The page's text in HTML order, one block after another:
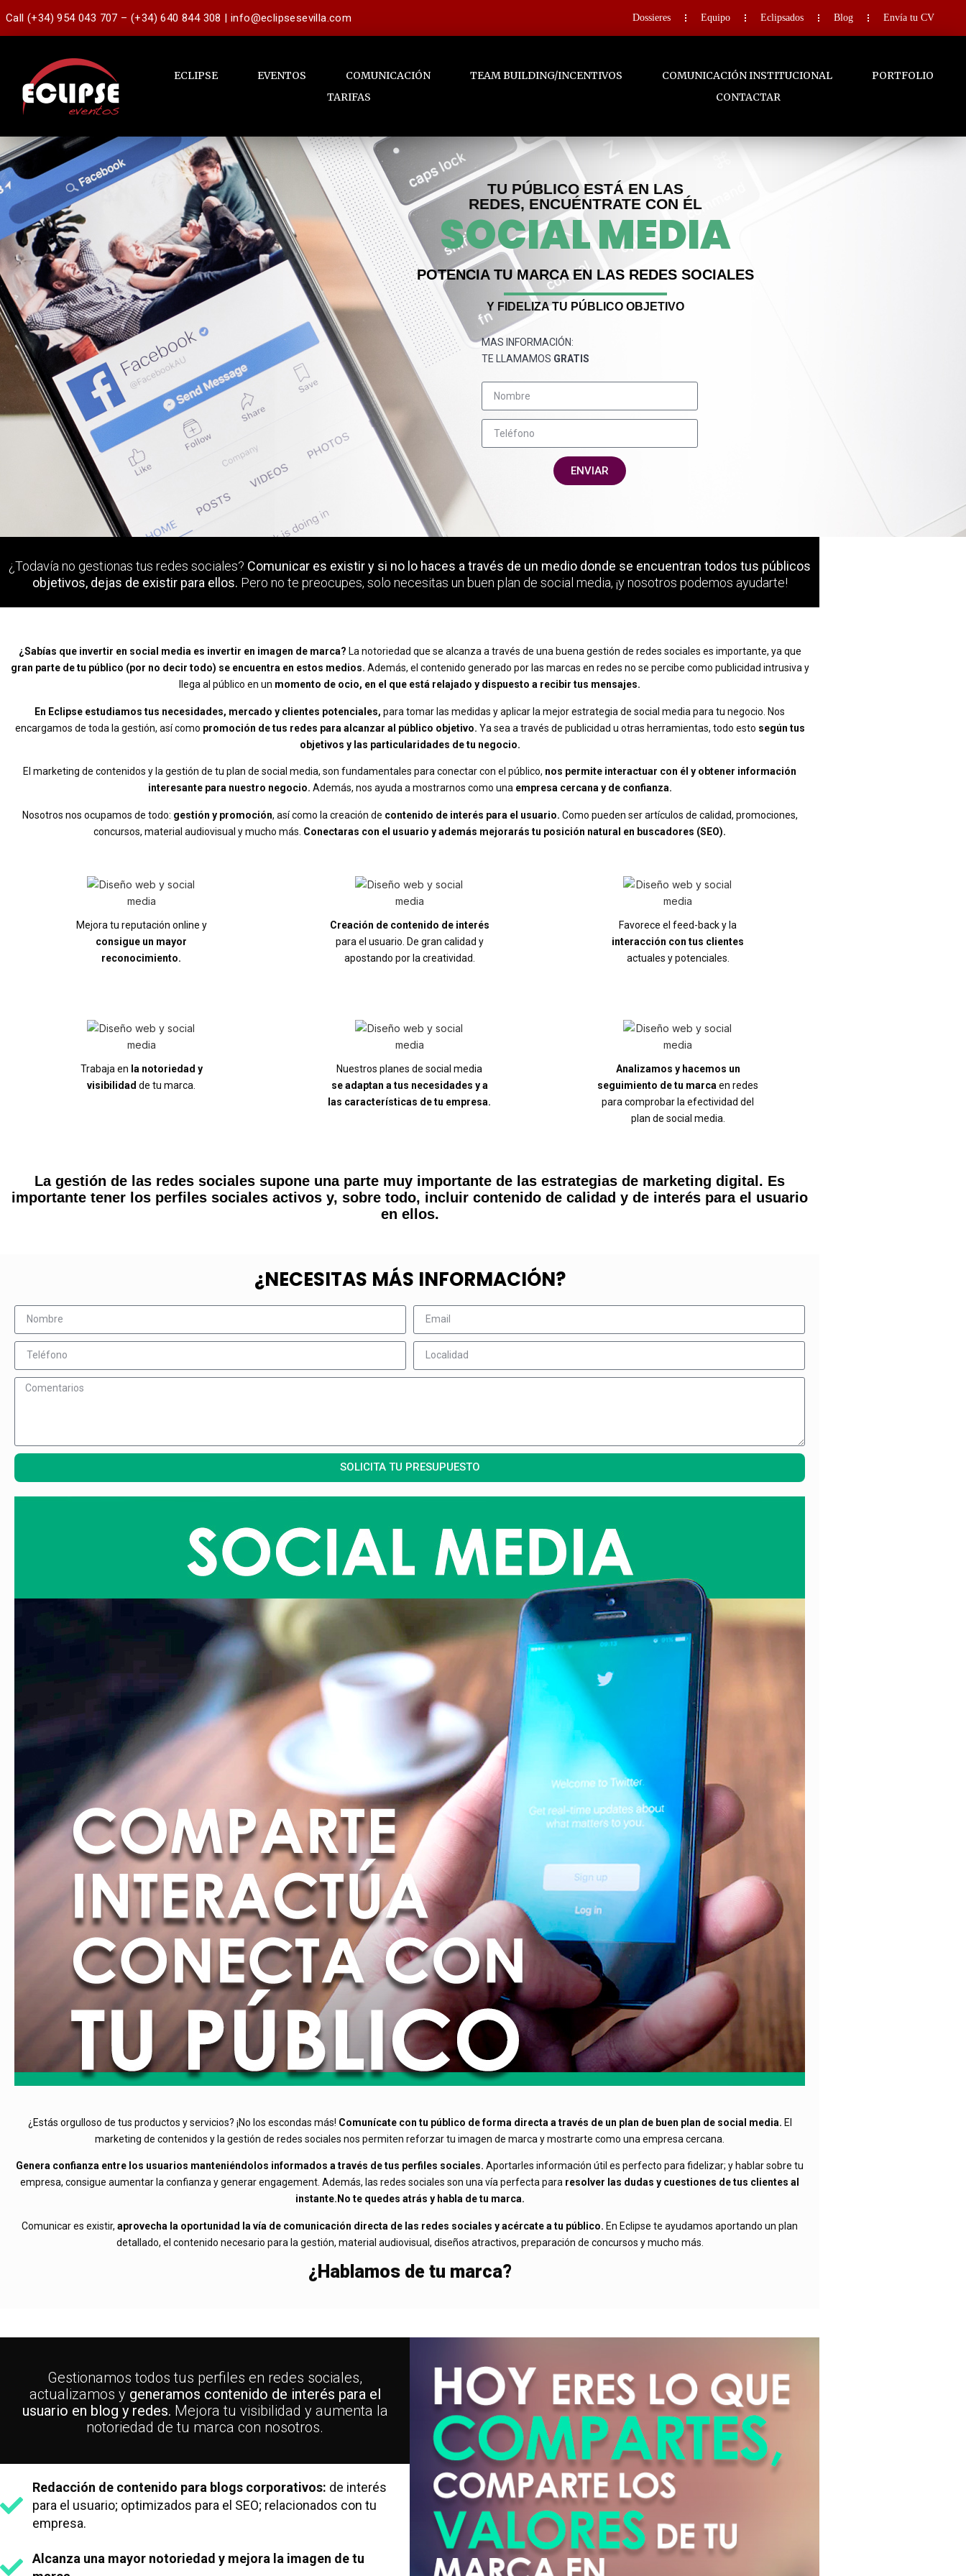
Call (+34) 954 043 707 – (+34) 640 844 308 | info@eclipsesevilla.com Dossieres Equipo Eclipsados Blog Envía tu CV
ECLIPSE EVENTOS COMUNICACIÓN TEAM BUILDING/INCENTIVOS COMUNICACIÓN INSTITUCIONAL
PORTFOLIO
TARIFAS
CONTACTAR
TU PÚBLICO ESTÁ EN LAS
REDES, ENCUÉNTRATE CON ÉL
SOCIAL MEDIA
POTENCIA TU MARCA EN LAS REDES SOCIALES
Y FIDELIZA TU PÚBLICO OBJETIVO
MAS INFORMACIÓN:
TE LLAMAMOS GRATIS
ENVIAR
¿Todavía no gestionas tus redes sociales? Comunicar es existir y si no lo haces a través de un medio donde se encuentran todos tus públicos
objetivos, dejas de existir para ellos. Pero no te preocupes, solo necesitas un buen plan de social media, ¡y nosotros podemos ayudarte!
¿Sabías que invertir en social media es invertir en imagen de marca? La notoriedad que se alcanza a través de una buena gestión de redes sociales es importante, ya que
gran parte de tu público (por no decir todo) se encuentra en estos medios. Además, el contenido generado por las marcas en redes no se percibe como publicidad intrusiva y
llega al público en un momento de ocio, en el que está relajado y dispuesto a recibir tus mensajes.
En Eclipse estudiamos tus necesidades, mercado y clientes potenciales, para tomar las medidas y aplicar la mejor estrategia de social media para tu negocio. Nos
encargamos de toda la gestión, así como promoción de tus redes para alcanzar al público objetivo. Ya sea a través de publicidad u otras herramientas, todo esto según tus
objetivos y las particularidades de tu negocio.
El marketing de contenidos y la gestión de tu plan de social media, son fundamentales para conectar con el público, nos permite interactuar con él y obtener información
interesante para nuestro negocio. Además, nos ayuda a mostrarnos como una empresa cercana y de confianza.
Nosotros nos ocupamos de todo: gestión y promoción, así como la creación de contenido de interés para el usuario. Como pueden ser artículos de calidad, promociones,
concursos, material audiovisual y mucho más. Conectaras con el usuario y además mejorarás tu posición natural en buscadores (SEO).
Mejora tu reputación online y
consigue un mayor
reconocimiento.
Creación de contenido de interés
para el usuario. De gran calidad y
apostando por la creatividad.
Favorece el feed-back y la
interacción con tus clientes
actuales y potenciales.
Trabaja en la notoriedad y
visibilidad de tu marca.
Nuestros planes de social media
se adaptan a tus necesidades y a
las características de tu empresa.
Analizamos y hacemos un
seguimiento de tu marca en redes
para comprobar la efectividad del
plan de social media.
La gestión de las redes sociales supone una parte muy importante de las estrategias de marketing digital. Es
importante tener los perfiles sociales activos y, sobre todo, incluir contenido de calidad y de interés para el usuario
en ellos.
¿NECESITAS MÁS INFORMACIÓN?
SOLICITA TU PRESUPUESTO
¿Estás orgulloso de tus productos y servicios? ¡No los escondas más! Comunícate con tu público de forma directa a través de un plan de buen plan de social media. El
marketing de contenidos y la gestión de redes sociales nos permiten reforzar tu imagen de marca y mostrarte como una empresa cercana.
Genera confianza entre los usuarios manteniéndolos informados a través de tus perfiles sociales. Aportarles información útil es perfecto para fidelizar; y hablar sobre tu
empresa, consigue aumentar la confianza y generar engagement. Además, las redes sociales son una vía perfecta para resolver las dudas y cuestiones de tus clientes al
instante.No te quedes atrás y habla de tu marca.
Comunicar es existir, aprovecha la oportunidad la vía de comunicación directa de las redes sociales y acércate a tu público. En Eclipse te ayudamos aportando un plan
detallado, el contenido necesario para la gestión, material audiovisual, diseños atractivos, preparación de concursos y mucho más.
¿Hablamos de tu marca?
Gestionamos todos tus perfiles en redes sociales,
actualizamos y generamos contenido de interés para el
usuario en blog y redes. Mejora tu visibilidad y aumenta la
notoriedad de tu marca con nosotros.
Redacción de contenido para blogs corporativos: de interés
para el usuario; optimizados para el SEO; relacionados con tu
empresa.
Alcanza una mayor notoriedad y mejora la imagen de tu